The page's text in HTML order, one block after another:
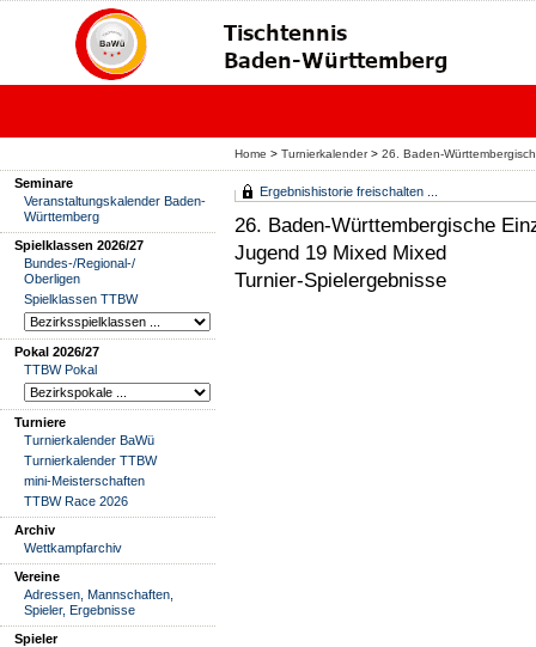
Home > Turnierkalender> 26. Baden-
Seminare
Veranstaltungskalender Baden-
Württemberg
Spielklassen 2026/27
Bundes-/Regional-/
Oberligen
Spielklassen TTBW
Pokal 2026/27
TTBW Pokal
Turniere
Turnierkalender BaWü
Turnierkalender TTBW
mini-Meisterschaften
TTBW Race 2026
Archiv
Wettkampfarchiv
Vereine
Adressen, Mannschaften,
Spieler, Ergebnisse
Spieler
Ergebnishistorie freischalten ...
26. Baden-Württembergische
Jugend 19 Mixed Mixed
Turnier-Spielergebnisse